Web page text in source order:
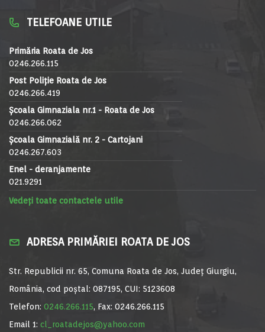
TELEFOANE UTILE
Primăria Roata de Jos
0246.266.115
Post Poliție Roata de Jos
0246.266.419
Școala Gimnaziala nr.1 - Roata de Jos
0246.266.062
Școala Gimnazială nr. 2 - Cartojani
0246.267.603
Enel - deranjamente
021.9291
Vedeți toate contactele utile
ADRESA PRIMĂRIEI ROATA DE JOS
Str. Republicii nr. 65, Comuna Roata de Jos, Județ Giurgiu,
România, cod poștal: 087195, CUI: 5123608
Telefon: 0246.266.115, Fax: 0246.266.115
Email 1: cl_roatadejos@yahoo.com